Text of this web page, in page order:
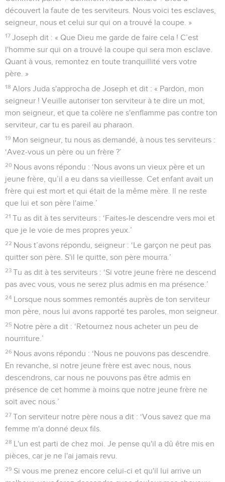
découvert la faute de tes serviteurs. Nous voici tes esclaves,
seigneur, nous et celui sur qui on a trouvé la coupe. »
17 Joseph dit : « Que Dieu me garde de faire cela ! C’est
l'homme sur qui on a trouvé la coupe qui sera mon esclave.
Quant à vous, remontez en toute tranquillité vers votre
père. »
18 Alors Juda s'approcha de Joseph et dit : « Pardon, mon
seigneur ! Veuille autoriser ton serviteur à te dire un mot,
mon seigneur, et que ta colère ne s'enflamme pas contre ton
serviteur, car tu es pareil au pharaon.
19 Mon seigneur, tu nous as demandé, à nous tes serviteurs :
‘Avez-vous un père ou un frère ?’
20 Nous avons répondu : ‘Nous avons un vieux père et un
jeune frère, qu’il a eu dans sa vieillesse. Cet enfant avait un
frère qui est mort et qui était de la même mère. Il ne reste
que lui et son père l'aime.’
21 Tu as dit à tes serviteurs : ‘Faites-le descendre vers moi et
que je le voie de mes propres yeux.’
22 Nous t’avons répondu, seigneur : ‘Le garçon ne peut pas
quitter son père. S'il le quitte, son père mourra.’
23 Tu as dit à tes serviteurs : ‘Si votre jeune frère ne descend
pas avec vous, vous ne serez plus admis en ma présence.’
24 Lorsque nous sommes remontés auprès de ton serviteur
mon père, nous lui avons rapporté tes paroles, mon seigneur.
25 Notre père a dit : ‘Retournez nous acheter un peu de
nourriture.’
26 Nous avons répondu : ‘Nous ne pouvons pas descendre.
En revanche, si notre jeune frère est avec nous, nous
descendrons, car nous ne pouvons pas être admis en
présence de cet homme à moins que notre jeune frère ne
soit avec nous.’
27 Ton serviteur notre père nous a dit : ‘Vous savez que ma
femme m'a donné deux fils.
28 L'un est parti de chez moi. Je pense qu'il a dû être mis en
pièces, car je ne l'ai jamais revu.
29 Si vous me prenez encore celui-ci et qu'il lui arrive un